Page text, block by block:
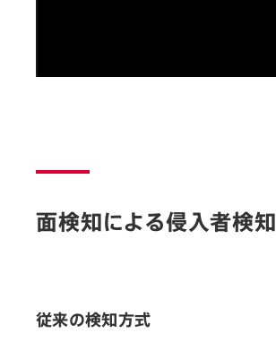
面検知による侵入者検知
従来の検知方式